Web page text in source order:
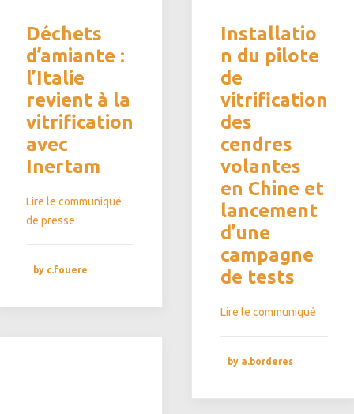
Déchets
d’amiante :
l’Italie
revient à la
vitrification
avec
Inertam
Lire le communiqué
de presse
by c.fouere
Installatio
n du pilote
de
vitrification
des
cendres
volantes
en Chine et
lancement
d’une
campagne
de tests
Lire le communiqué
by a.borderes